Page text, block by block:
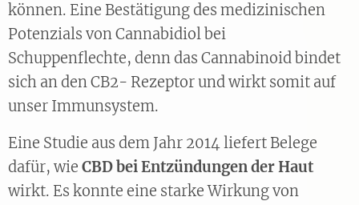
können. Eine Bestätigung des medizinischen
Potenzials von Cannabidiol bei
Schuppenflechte, denn das Cannabinoid bindet
sich an den CB2- Rezeptor und wirkt somit auf
unser Immunsystem.
Eine Studie aus dem Jahr 2014 liefert Belege
dafür, wie CBD bei Entzündungen der Haut
wirkt. Es konnte eine starke Wirkung von